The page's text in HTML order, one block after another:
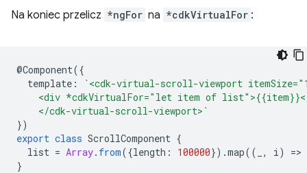
Na koniec przelicz *ngFor na *cdkVirtualFor :
@Component({
template :
`<cdk-virtual-scroll-viewport
<div *cdkVirtualFor="let item of
    </cdk-virtual-scroll-viewport>`
})
export class ScrollComponent {
list = Array. from({length : 100000}).map(( , i) =>
}